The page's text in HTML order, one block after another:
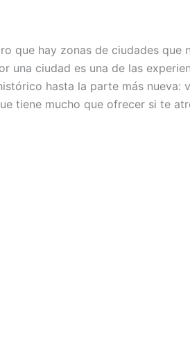
que hay zonas de ciudades que
ciudad es una de las
hasta la parte más nueva:
tiene mucho que ofrecer si te